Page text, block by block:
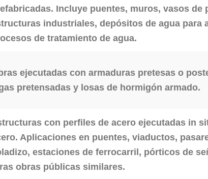
Incluye puentes, muros, vasos de
industriales, depósitos de agua para
de tratamiento de agua.
ejecutadas con armaduras pretesas o
pretensadas y losas de hormigón armado.
con perfiles de acero ejecutadas in
Aplicaciones en puentes, viaductos,
estaciones de ferrocarril, pórticos de
obras públicas similares.